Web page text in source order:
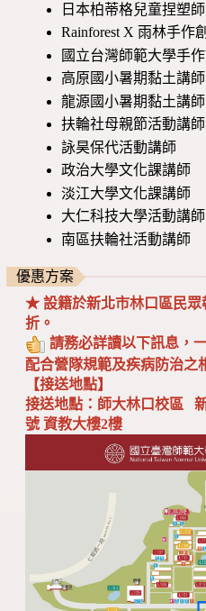
日本柏蒂格兒童捏塑
Rainforest X 雨林手作
國立台灣師範大學手
高原國小暑期黏土講師
龍源國小暑期黏土講師
扶輪社母親節活動講師
詠昊保代活動講師
政治大學文化課講師
淡江大學文化課講師
大仁科技大學活動講師
南區扶輪社活動講師
優惠方案
★ 設籍於新北市林口區民眾
折。
請務必詳讀以下訊息，
配合營隊規範及疾病防治之
【接送地點】
接送地點：師大林口校區
號 資教大樓2樓